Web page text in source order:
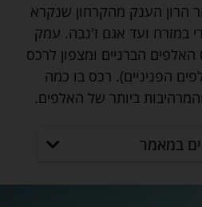
הרון הענק מהקרחון שנקרא
במזרח ועד אגם ז'נבה. עמק
הברניים ומצפון לרכס
הפניניים). רכס בו כמה
ביותר של האלפים.
במאמר